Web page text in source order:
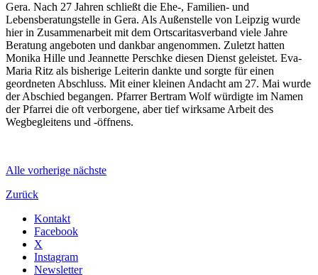
Gera. Nach 27 Jahren schließt die Ehe-, Familien- und
Lebensberatungstelle in Gera. Als Außenstelle von Leipzig wurde
hier in Zusammenarbeit mit dem Ortscaritasverband viele Jahre
Beratung angeboten und dankbar angenommen. Zuletzt hatten
Monika Hille und Jeannette Perschke diesen Dienst geleistet. Eva-
Maria Ritz als bisherige Leiterin dankte und sorgte für einen
geordneten Abschluss. Mit einer kleinen Andacht am 27. Mai wurde
der Abschied begangen. Pfarrer Bertram Wolf würdigte im Namen
der Pfarrei die oft verborgene, aber tief wirksame Arbeit des
Wegbegleitens und -öffnens.
Alle vorherige nächste
Zurück
Kontakt
Facebook
X
Instagram
Newsletter